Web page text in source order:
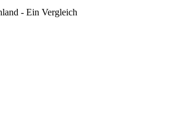
- Ein Vergleich